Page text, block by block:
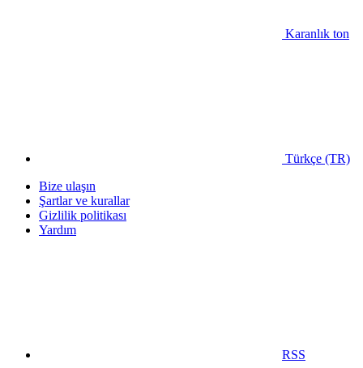
Karanlık ton
Türkçe (TR)
Bize ulaşın
Şartlar ve kurallar
Gizlilik politikası
Yardım
RSS